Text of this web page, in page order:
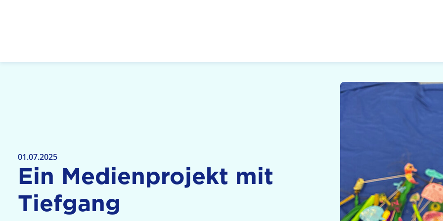
01.07.2025
Ein Medienprojekt mit
Tiefgang